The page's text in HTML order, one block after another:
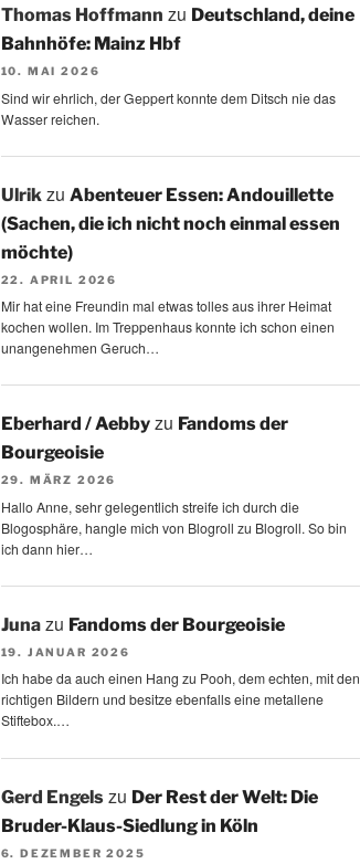
Thomas Hoffmann zu Deutschland, deine
Bahnhöfe: Mainz Hbf
10. MAI 2026
Sind wir ehrlich, der Geppert konnte dem Ditsch nie das
Wasser reichen.
Ulrikzu Abenteuer Essen: Andouillette
(Sachen, die ich nicht noch einmal essen
möchte)
22. APRIL 2026
Mir hat eine Freundin mal etwas tolles aus ihrer Heimat
kochen wollen. Im Treppenhaus konnte ich schon einen
unangenehmen Geruch…
Eberhard / Aebbyzu Fandoms der
Bourgeoisie
29. MÄRZ 2026
Hallo Anne, sehr gelegentlich streife ich durch die
Blogosphäre, hangle mich von Blogroll zu Blogroll. So bin
ich dann hier…
Junazu Fandoms der Bourgeoisie
19. JANUAR 2026
Ich habe da auch einen Hang zu Pooh, dem echten, mit den
richtigen Bildern und besitze ebenfalls eine metallene
Stiftebox.…
Gerd Engelszu Der Rest der Welt: Die
Bruder-Klaus-Siedlung in Köln
6. DEZEMBER 2025